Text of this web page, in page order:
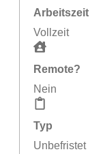
Arbeitszeit
Vollzeit
Remote?
Nein
Typ
Unbefristet